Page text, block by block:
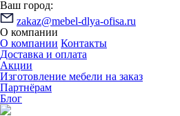
Ваш город:
zakaz@mebel-dlya-ofisa.ru
О компании
О компании Контакты
Доставка и оплата
Акции
Изготовление мебели на заказ
Партнёрам
Блог